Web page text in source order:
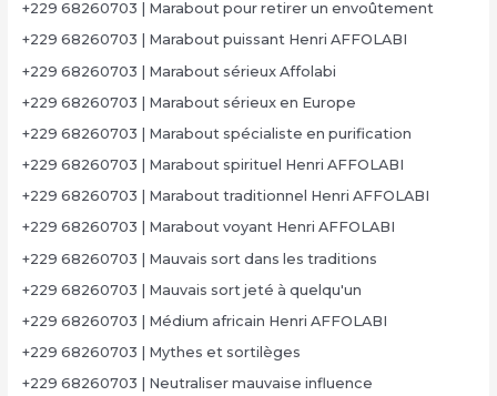
+229 68260703 | Marabout pour retirer un envoûtement
+229 68260703 | Marabout puissant Henri AFFOLABI
+229 68260703 | Marabout sérieux Affolabi
+229 68260703 | Marabout sérieux en Europe
+229 68260703 | Marabout spécialiste en purification
+229 68260703 | Marabout spirituel Henri AFFOLABI
+229 68260703 | Marabout traditionnel Henri AFFOLABI
+229 68260703 | Marabout voyant Henri AFFOLABI
+229 68260703 | Mauvais sort dans les traditions
+229 68260703 | Mauvais sort jeté à quelqu'un
+229 68260703 | Médium africain Henri AFFOLABI
+229 68260703 | Mythes et sortilèges
+229 68260703 | Neutraliser mauvaise influence